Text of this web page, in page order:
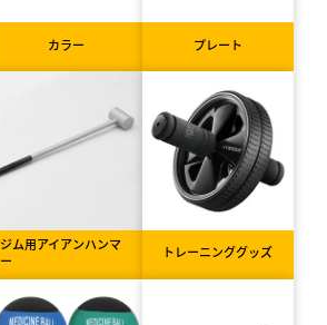
カラー プレート
ジム用アイアンハンマ
ー
トレーニンググッズ